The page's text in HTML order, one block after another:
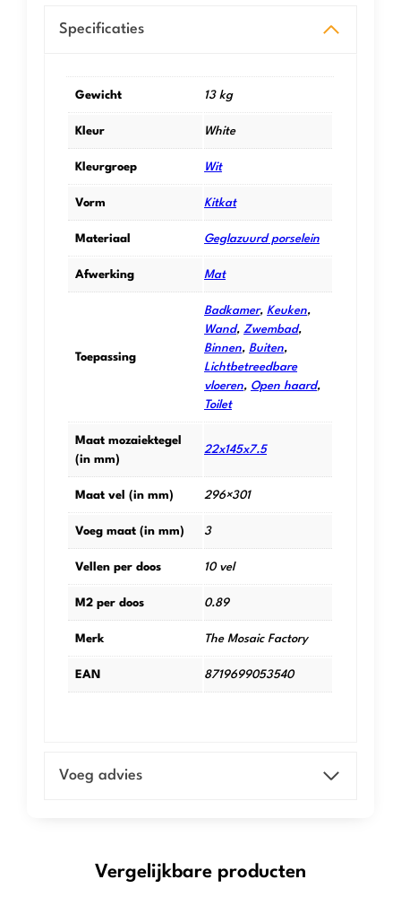
Specificaties
Gewicht 13 kg
Kleur White
Kleurgroep Wit
Vorm Kitkat
Materiaal Geglazuurd porselein
Afwerking Mat
Toepassing
Badkamer,Keuken,
Wand,Zwembad,
Binnen,Buiten,
Lichtbetreedbare
vloeren, Open haard,
Toilet
Maat mozaiektegel
(in mm)
22x145x7.5
Maat vel (in mm) 296×301
Voeg maat (in mm) 3
Vellen per doos 10 vel
M2 per doos 0.89
Merk The Mosaic Factory
EAN 8719699053540
Voeg advies
Vergelijkbare producten